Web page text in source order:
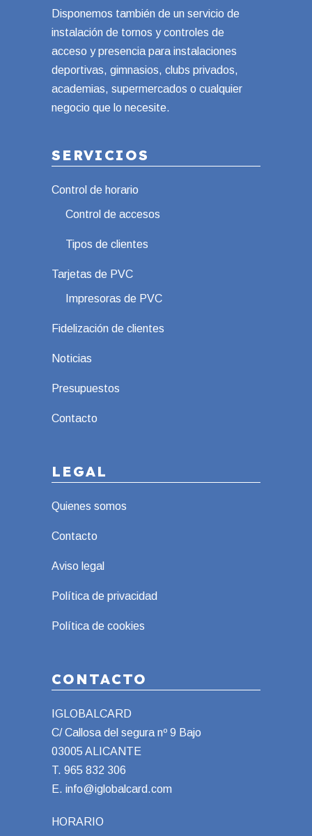
Disponemos también de un servicio de
instalación de tornos y controles de
acceso y presencia para instalaciones
deportivas, gimnasios, clubs privados,
academias, supermercados o cualquier
negocio que lo necesite.
SERVICIOS
Control de horario
Control de accesos
Tipos de clientes
Tarjetas de PVC
Impresoras de PVC
Fidelización de clientes
Noticias
Presupuestos
Contacto
LEGAL
Quienes somos
Contacto
Aviso legal
Política de privacidad
Política de cookies
CONTACTO
IGLOBALCARD
C/ Callosa del segura nº 9 Bajo
03005 ALICANTE
T. 965 832 306
E. info@iglobalcard.com
HORARIO